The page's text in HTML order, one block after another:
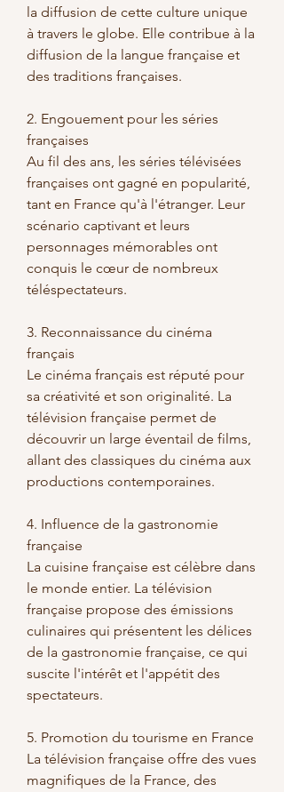
la diffusion de cette culture unique
à travers le globe. Elle contribue à la
diffusion de la langue française et
des traditions françaises.
2. Engouement pour les séries
françaises
Au fil des ans, les séries télévisées
françaises ont gagné en popularité,
tant en France qu'à l'étranger. Leur
scénario captivant et leurs
personnages mémorables ont
conquis le cœur de nombreux
téléspectateurs.
3. Reconnaissance du cinéma
français
Le cinéma français est réputé pour
sa créativité et son originalité. La
télévision française permet de
découvrir un large éventail de films,
allant des classiques du cinéma aux
productions contemporaines.
4. Influence de la gastronomie
française
La cuisine française est célèbre dans
le monde entier. La télévision
française propose des émissions
culinaires qui présentent les délices
de la gastronomie française, ce qui
suscite l'intérêt et l'appétit des
spectateurs.
5. Promotion du tourisme en France
La télévision française offre des vues
magnifiques de la France, des